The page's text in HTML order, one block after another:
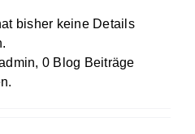
bisher keine Details
0 Blog Beiträge